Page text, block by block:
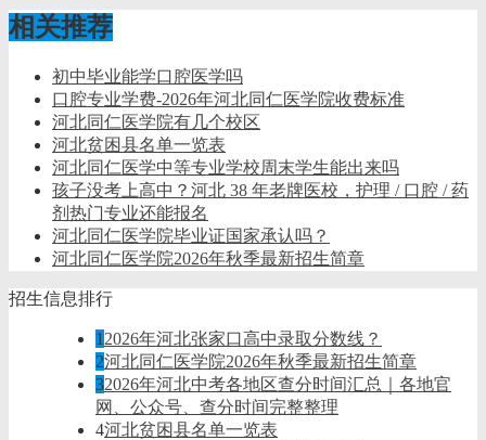
相关推荐
初中毕业能学口腔医学吗
口腔专业学费-2026年河北同仁医学院收费标准
河北同仁医学院有几个校区
河北贫困县名单一览表
河北同仁医学中等专业学校周末学生能出来吗
孩子没考上高中？河北 38 年老牌医校，护理 / 口腔 / 药
剂热门专业还能报名
河北同仁医学院毕业证国家承认吗？
河北同仁医学院2026年秋季最新招生简章
招生信息排行
1 2026年河北张家口高中录取分数线？
2河北同仁医学院2026年秋季最新招生简章
32026年河北中考各地区查分时间汇总｜各地官
网、公众号、查分时间完整整理
4河北贫困县名单一览表